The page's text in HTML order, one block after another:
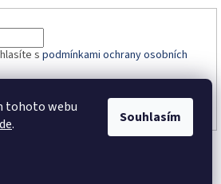
tohoto webu
. Souhlasím
s podmínkami ochrany osobních